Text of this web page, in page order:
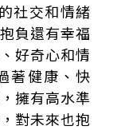
社交和情緒
負還有幸福
好奇心和情
著健康、快
擁有高水準
對未來也抱